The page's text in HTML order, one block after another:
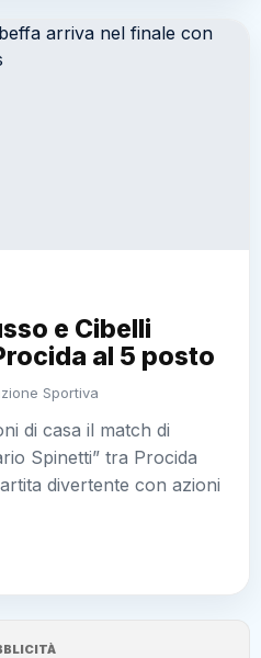
e Cibelli
al 5 posto
Sportiva
di casa il match di
Spinetti” tra Procida
divertente con azioni